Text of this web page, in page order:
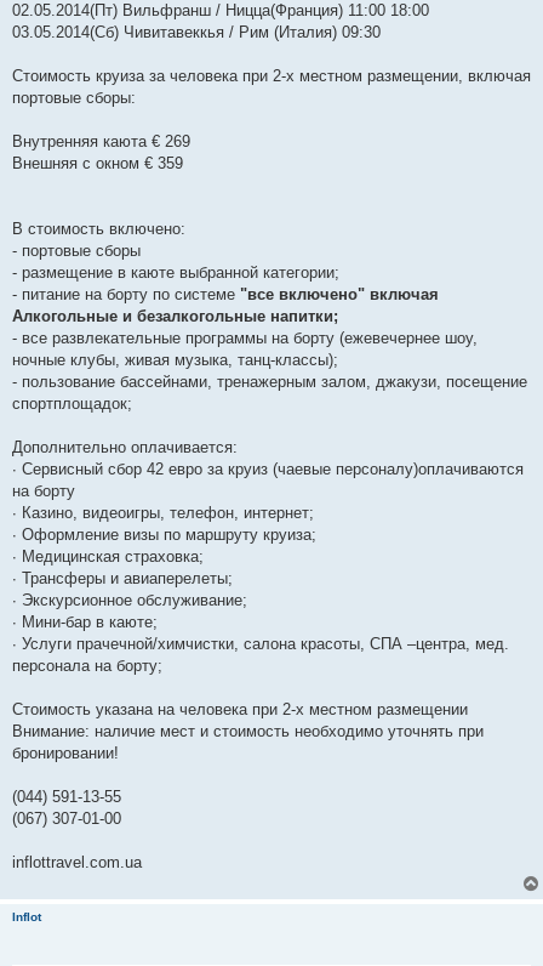
02.05.2014(Пт) Вильфранш / Ницца(Франция) 11:00 18:00
03.05.2014(Сб) Чивитавеккья / Рим (Италия) 09:30
Стоимость круиза за человека при 2-х местном размещении, включая
портовые сборы:
Внутренняя каюта € 269
Внешняя с окном € 359
В стоимость включено:
- портовые сборы
- размещение в каюте выбранной категории;
- питание на борту по системе "все включено" включая
Алкогольные и безалкогольные напитки;
- все развлекательные программы на борту (ежевечернее шоу,
ночные клубы, живая музыка, танц-классы);
- пользование бассейнами, тренажерным залом, джакузи, посещение
спортплощадок;
Дополнительно оплачивается:
∙ Сервисный сбор 42 евро за круиз (чаевые персоналу)оплачиваются
на борту
∙ Казино, видеоигры, телефон, интернет;
∙ Оформление визы по маршруту круиза;
∙ Медицинская страховка;
∙ Трансферы и авиаперелеты;
∙ Экскурсионное обслуживание;
∙ Мини-бар в каюте;
∙ Услуги прачечной/химчистки, салона красоты, СПА –центра, мед.
персонала на борту;
Стоимость указана на человека при 2-х местном размещении
Внимание: наличие мест и стоимость необходимо уточнять при
бронировании!
(044) 591-13-55
(067) 307-01-00
inflottravel.com.ua
Inflot